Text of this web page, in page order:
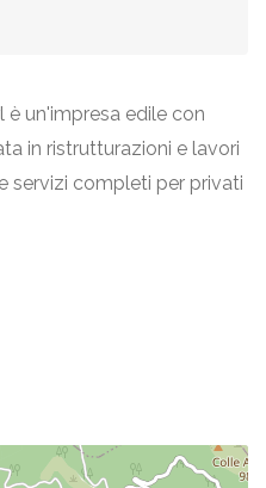
è un'impresa edile con
in ristrutturazioni e lavori
servizi completi per privati